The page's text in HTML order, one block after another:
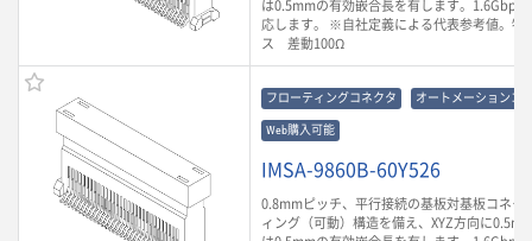
は0.5mmの有効嵌合長を有します。
応します。 ※自社定義による代表参考値。特
ス 差動100Ω
フローティングコネクタ オートメーションコ
Web購入可能
IMSA-9860B-60Y526
0.8mmピッチ、平行接続の基板対基板コネク
ィング（可動）構造を備え、XYZ方向に